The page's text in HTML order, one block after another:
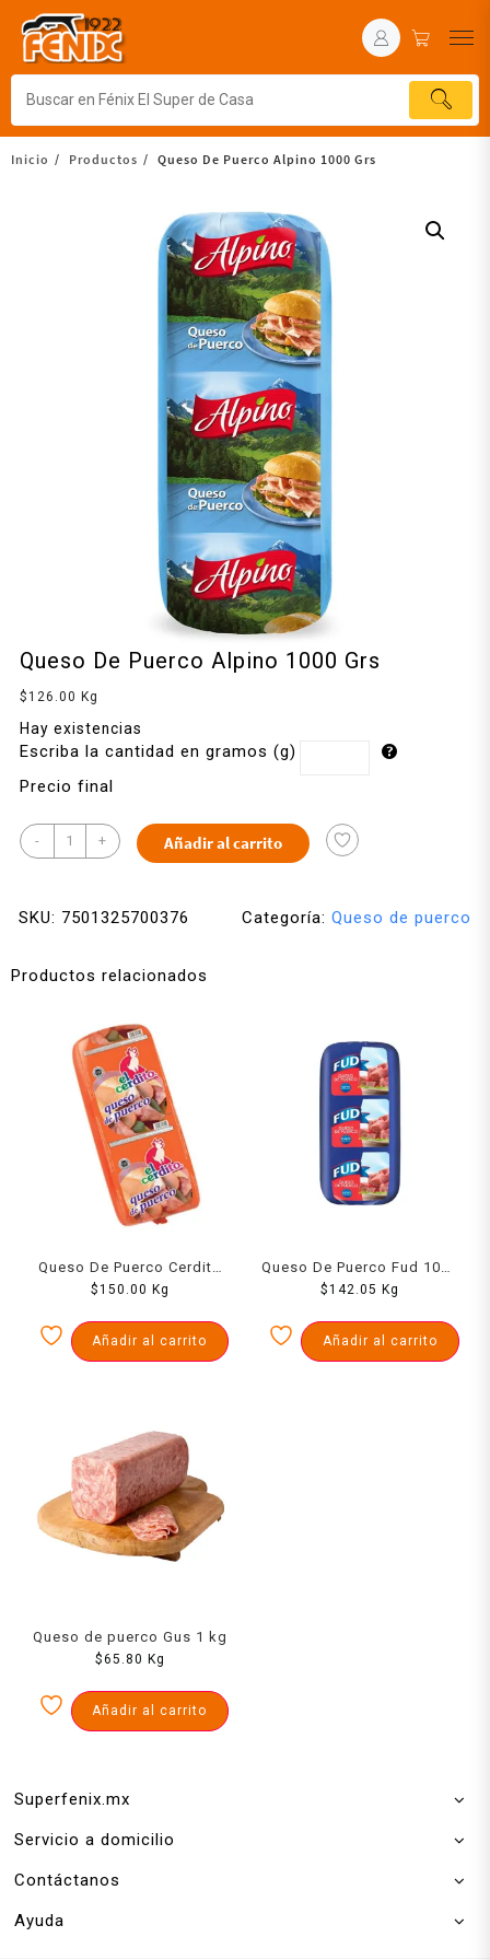
Inicio Productos Queso De Puerco Alpino 1000 Grs
Queso De Puerco Alpino 1000 Grs
$ 126.00 Kg
Hay existencias
Escriba la cantidad en gramos (g)
Precio final
- + Añadir al carrito
SKU: 7501325700376 Categoría: Queso de puerco
Productos relacionados
Queso De Puerco Cerdito
1000 Grs
$150.00 Kg
Añadir al carrito
Queso De Puerco Fud 1000
Grs
$142.05 Kg
Añadir al carrito
Queso de puerco Gus 1 kg
$65.80 Kg
Añadir al carrito
Superfenix.mx
Servicio a domicilio
Contáctanos
Ayuda